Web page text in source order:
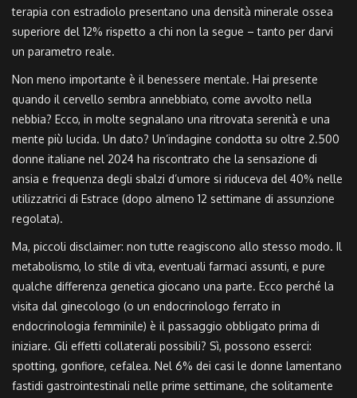
terapia con estradiolo presentano una densità minerale ossea
superiore del 12% rispetto a chi non la segue – tanto per darvi
un parametro reale.
Non meno importante è il benessere mentale. Hai presente
quando il cervello sembra annebbiato, come avvolto nella
nebbia? Ecco, in molte segnalano una ritrovata serenità e una
mente più lucida. Un dato? Un’indagine condotta su oltre 2.500
donne italiane nel 2024 ha riscontrato che la sensazione di
ansia e frequenza degli sbalzi d’umore si riduceva del 40% nelle
utilizzatrici di Estrace (dopo almeno 12 settimane di assunzione
regolata).
Ma, piccoli disclaimer: non tutte reagiscono allo stesso modo. Il
metabolismo, lo stile di vita, eventuali farmaci assunti, e pure
qualche differenza genetica giocano una parte. Ecco perché la
visita dal ginecologo (o un endocrinologo ferrato in
endocrinologia femminile) è il passaggio obbligato prima di
iniziare. Gli effetti collaterali possibili? Sì, possono esserci:
spotting, gonfiore, cefalea. Nel 6% dei casi le donne lamentano
fastidi gastrointestinali nelle prime settimane, che solitamente